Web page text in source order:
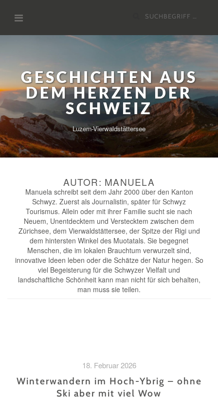
Inhalt
Suchen
GESCHICHTEN AUS
DEM HERZEN DER
SCHWEIZ
Luzern-Vierwaldstättersee
AUTOR: MANUELA
Manuela schreibt seit dem Jahr 2000 über den Kanton
Schwyz. Zuerst als Journalistin, später für Schwyz
Tourismus. Allein oder mit ihrer Familie sucht sie nach
Neuem, Unentdecktem und Verstecktem zwischen dem
Zürichsee, dem Vierwaldstättersee, der Spitze der Rigi und
dem hintersten Winkel des Muotatals. Sie begegnet
Menschen, die im lokalen Brauchtum verwurzelt sind,
innovative Ideen leben oder die Schätze der Natur hegen. So
viel Begeisterung für die Schwyzer Vielfalt und
landschaftliche Schönheit kann man nicht für sich behalten,
man muss sie teilen.
18. Februar 2026
Winterwandern im Hoch-Ybrig – ohne
Ski aber mit viel Wow